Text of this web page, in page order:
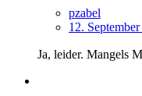
pzabel
12.
Ja, leider. Mangels